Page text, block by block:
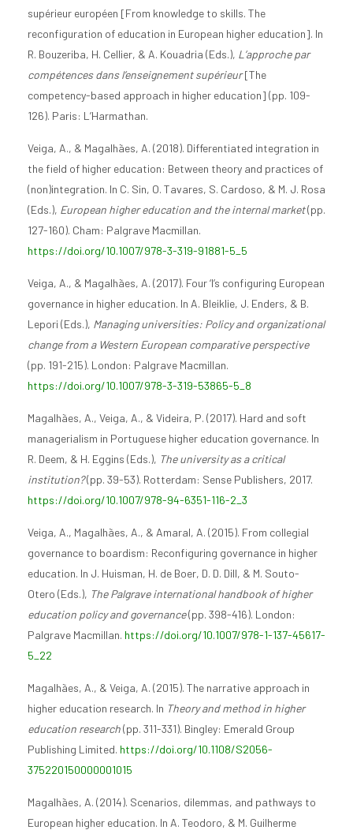
supérieur européen [From knowledge to skills. The
reconfiguration of education in European higher education]. In
R. Bouzeriba, H. Cellier, & A. Kouadria (Eds.), L’approche par
compétences dans l’enseignement supérieur[The
competency-based approach in higher education] (pp. 109-
126). Paris: L’Harmathan.
Veiga, A., & Magalhães, A. (2018). Differentiated integration in
the field of higher education: Between theory and practices of
(non)integration. In C. Sin, O. Tavares, S. Cardoso, & M. J. Rosa
(Eds.), European higher education and the internal market(pp.
127-160). Cham: Palgrave Macmillan.
https://doi.org/10.1007/978-3-319-91881-5_5
Veiga, A., & Magalhães, A. (2017). Four ‘I’s configuring European
governance in higher education. In A. Bleiklie, J. Enders, & B.
Lepori (Eds.), Managing universities: Policy and organizational
change from a Western European comparative perspective
(pp. 191-215). London: Palgrave Macmillan.
https://doi.org/10.1007/978-3-319-53865-5_8
Magalhães, A., Veiga, A., & Videira, P. (2017). Hard and soft
managerialism in Portuguese higher education governance. In
R. Deem, & H. Eggins (Eds.), The university as a critical
institution?(pp. 39-53). Rotterdam: Sense Publishers, 2017.
https://doi.org/10.1007/978-94-6351-116-2_3
Veiga, A., Magalhães, A., & Amaral, A. (2015). From collegial
governance to boardism: Reconfiguring governance in higher
education. In J. Huisman, H. de Boer, D. D. Dill, & M. Souto-
Otero (Eds.), The Palgrave international handbook of higher
education policy and governance(pp. 398-416). London:
Palgrave Macmillan. https://doi.org/10.1007/978-1-137-45617-
5_22
Magalhães, A., & Veiga, A. (2015). The narrative approach in
higher education research. In Theory and method in higher
education research(pp. 311-331). Bingley: Emerald Group
Publishing Limited. https://doi.org/10.1108/S2056-
375220150000001015
Magalhães, A. (2014). Scenarios, dilemmas, and pathways to
European higher education. In A. Teodoro, & M. Guilherme